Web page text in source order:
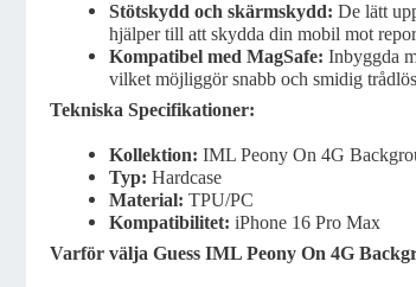
Stötskydd och skärmskydd: De lätt
hjälper till att skydda din mobil mot
Kompatibel med MagSafe: Inbyggda
vilket möjliggör snabb och smidig
Tekniska Specifikationer:
Kollektion: IML Peony On 4G
Typ: Hardcase
Material: TPU/PC
Kompatibilitet: iPhone 16 Pro Max
Varför välja Guess IML Peony On 4G